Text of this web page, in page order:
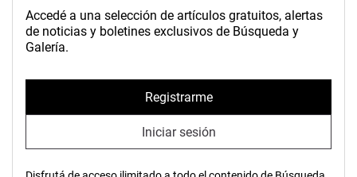
Accedé a una selección de artículos gratuitos, alertas
de noticias y boletines exclusivos de Búsqueda y
Galería.
Registrarme
Iniciar sesión